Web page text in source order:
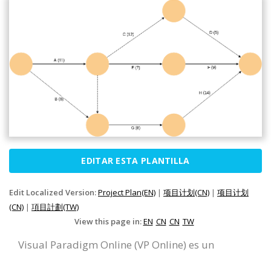
EDITAR ESTA PLANTILLA
Edit Localized Version:Project Plan(EN) | 项目计划(CN) | 项目计划
(CN) | 項目計劃(TW)
View this page in:EN CN CN TW
Visual Paradigm Online (VP Online) es un